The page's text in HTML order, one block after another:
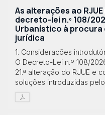
As alterações ao
decreto-lei n.º 108/
Urbanístico à procura
jurídica
1. Considerações
O Decreto-Lei n.º 108/
21.ª alteração do RJUE e
soluções introduzidas